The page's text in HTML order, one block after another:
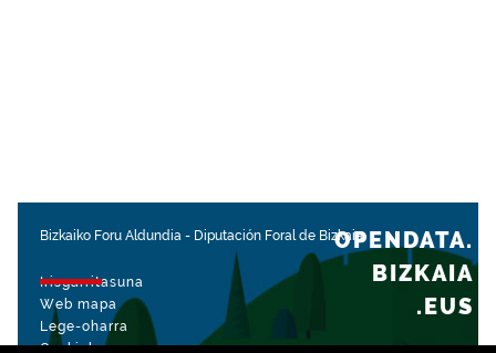
Bizkaiko Foru Aldundia - Diputación Foral de Bizkaia
Irisgarritasuna
Web mapa
Lege-oharra
Cookiak
OPENDATA.
BIZKAIA
.EUS